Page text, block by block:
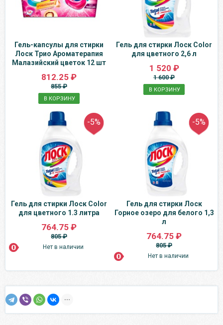
Гель-капсулы для стирки
Лоск Трио Ароматерапия
Малазийский цветок 12 шт
812.25 ₽
855 ₽
В КОРЗИНУ
Гель для стирки Лоск Color
для цветного 2,6 л
1 520 ₽
1 600 ₽
В КОРЗИНУ
-5%
Гель для стирки Лоск Color
для цветного 1.3 литра
764.75 ₽
805 ₽
Нет в наличии
-5%
Гель для стирки Лоск
Горное озеро для белого 1,3
л
764.75 ₽
805 ₽
Нет в наличии